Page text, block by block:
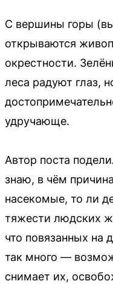
С вершины горы
открываются
окрестности.
леса радуют глаз,
удручающе.
Автор поста
знаю, в чём
насекомые, то ли
тяжести людских
что повязанных на
так много —
снимает их,